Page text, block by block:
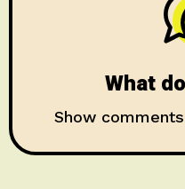
What
Show